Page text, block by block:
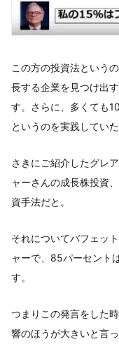
この方の投資法という
長する企業を見つけ出
す。さらに、多くても
というのを実践していた
さきにご紹介したグレ
ャーさんの成長株投資
資手法だと。
それについてバフェッ
ャーで、85パーセント
す。
つまりこの発言をした
響のほうが大きいと言